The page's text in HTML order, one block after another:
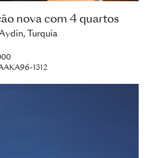
nova com 4 quartos
Turquia
1312